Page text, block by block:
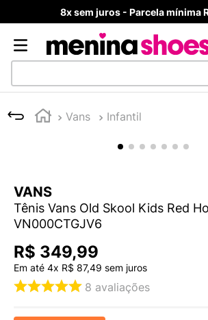
8x sem juros - Parcela mínima
Vans Infantil
VANS
Tênis Vans Old Skool Kids Red
VN000CTGJV6
R$ 349,99
Em até 4x R$ 87,49 sem juros
8 avaliações
1
TÊNIS NEWS BALANCE 530
MELISSAS MINI BABY
4º
TÊNIS VEJA WHITE
5 º
ADIDAS
º
7 º
MELISSA SLIDE
8º
VANS TÊNIS VANS ULTRARANGE